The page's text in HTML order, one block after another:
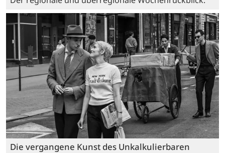
Die vergangene Kunst des Unkalkulierbaren